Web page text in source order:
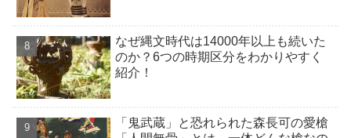
なぜ縄文時代は14000年以上も続いた
のか？6つの時期区分をわかりやすく
紹介！
「鬼武蔵」と恐れられた森長可の愛槍